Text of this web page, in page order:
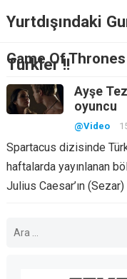
Yurtdışındaki
Türkler !!
Game Of Thrones
Ayşe
oyuncu
@Video
Spartacus dizisinde
haftalarda yayınlanan
Julius Caesar’ın